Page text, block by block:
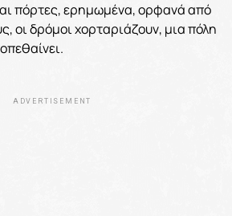
πόρτες, ερημωμένα, ορφανά από
οι δρόμοι χορταριάζουν, μια πόλη
ADVERTISEMENT